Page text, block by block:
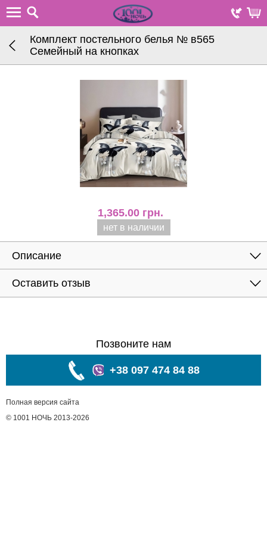
Комплект постельного белья № в565
Семейный на кнопках
1,365.00 грн.
нет в наличии
Описание
Оставить отзыв
Позвоните нам
+38 097 474 84 88
Полная версия сайта
© 1001 НОЧЬ 2013-2026